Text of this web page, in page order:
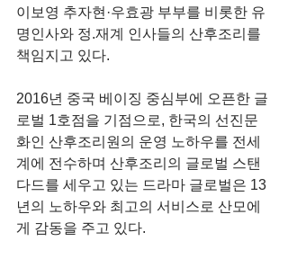
이보영 추자현·우효광 부부를 비롯한 유
명인사와 정.재계 인사들의 산후조리를
책임지고 있다.
2016년 중국 베이징 중심부에 오픈한 글
로벌 1호점을 기점으로, 한국의 선진문
화인 산후조리원의 운영 노하우를 전세
계에 전수하며 산후조리의 글로벌 스탠
다드를 세우고 있는 드라마 글로벌은 13
년의 노하우와 최고의 서비스로 산모에
게 감동을 주고 있다.